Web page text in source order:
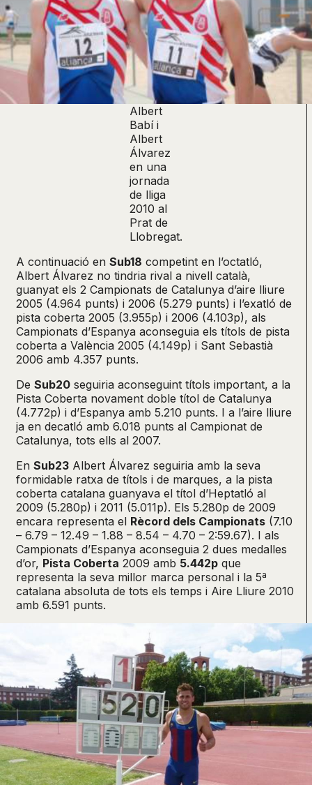
Albert
Babí i
Albert
Álvarez
en una
jornada
de lliga
2010 al
Prat de
Llobregat.
A continuació en Sub18 competint en l’octatló,
Albert Álvarez no tindria rival a nivell català,
guanyat els 2 Campionats de Catalunya d’aire lliure
2005 (4.964 punts) i 2006 (5.279 punts) i l’exatló de
pista coberta 2005 (3.955p) i 2006 (4.103p), als
Campionats d’Espanya aconseguia els títols de pista
coberta a València 2005 (4.149p) i Sant Sebastià
2006 amb 4.357 punts.
De Sub20 seguiria aconseguint títols important, a la
Pista Coberta novament doble títol de Catalunya
(4.772p) i d’Espanya amb 5.210 punts. I a l’aire lliure
ja en decatló amb 6.018 punts al Campionat de
Catalunya, tots ells al 2007.
En Sub23 Albert Álvarez seguiria amb la seva
formidable ratxa de títols i de marques, a la pista
coberta catalana guanyava el títol d’Heptatló al
2009 (5.280p) i 2011 (5.011p). Els 5.280p de 2009
encara representa el Rècord dels Campionats (7.10
– 6.79 – 12.49 – 1.88 – 8.54 – 4.70 – 2:59.67). I als
Campionats d’Espanya aconseguia 2 dues medalles
d’or, Pista Coberta 2009 amb 5.442p que
representa la seva millor marca personal i la 5ª
catalana absoluta de tots els temps i Aire Lliure 2010
amb 6.591 punts.